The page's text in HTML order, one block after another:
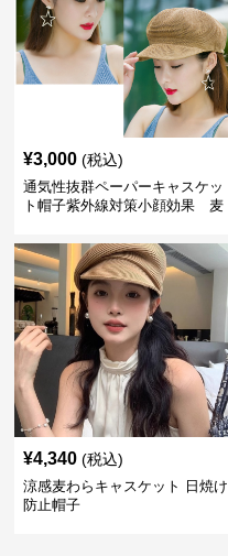
¥3,000 (税込)
通気性抜群ペーパーキャスケッ
ト帽子紫外線対策小顔効果 麦
¥4,340 (税込)
涼感麦わらキャスケット 日焼け
防止帽子